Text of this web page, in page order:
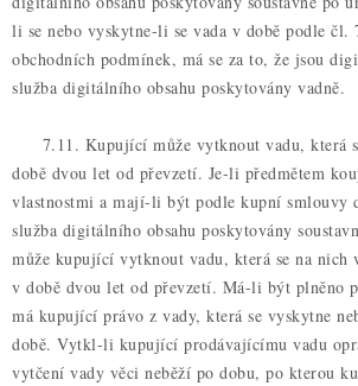
li se nebo vyskytne-li se vada v době podle čl.
obchodních podmínek, má se za to, že jsou
služba digitálního obsahu poskytovány vadně.
7.11. Kupující může vytknout vadu, která
době dvou let od převzetí. Je-li předmětem
vlastnostmi a mají-li být podle kupní smlouvy
služba digitálního obsahu poskytovány
může kupující vytknout vadu, která se na nich
v době dvou let od převzetí. Má-li být plněno
má kupující právo z vady, která se vyskytne
době. Vytkl-li kupující prodávajícímu vadu
vytčení vady věci neběží po dobu, po kterou